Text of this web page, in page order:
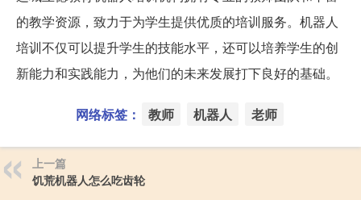
的教学资源，致力于为学生提供优质的培训服务。机器人
培训不仅可以提升学生的技能水平，还可以培养学生的创
新能力和实践能力，为他们的未来发展打下良好的基础。
网络标签： 教师 机器人 老师
上一篇
饥荒机器人怎么吃齿轮